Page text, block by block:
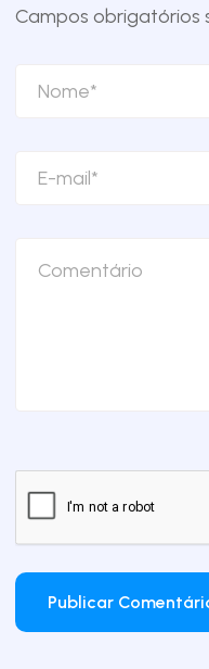
Campos obrigatórios